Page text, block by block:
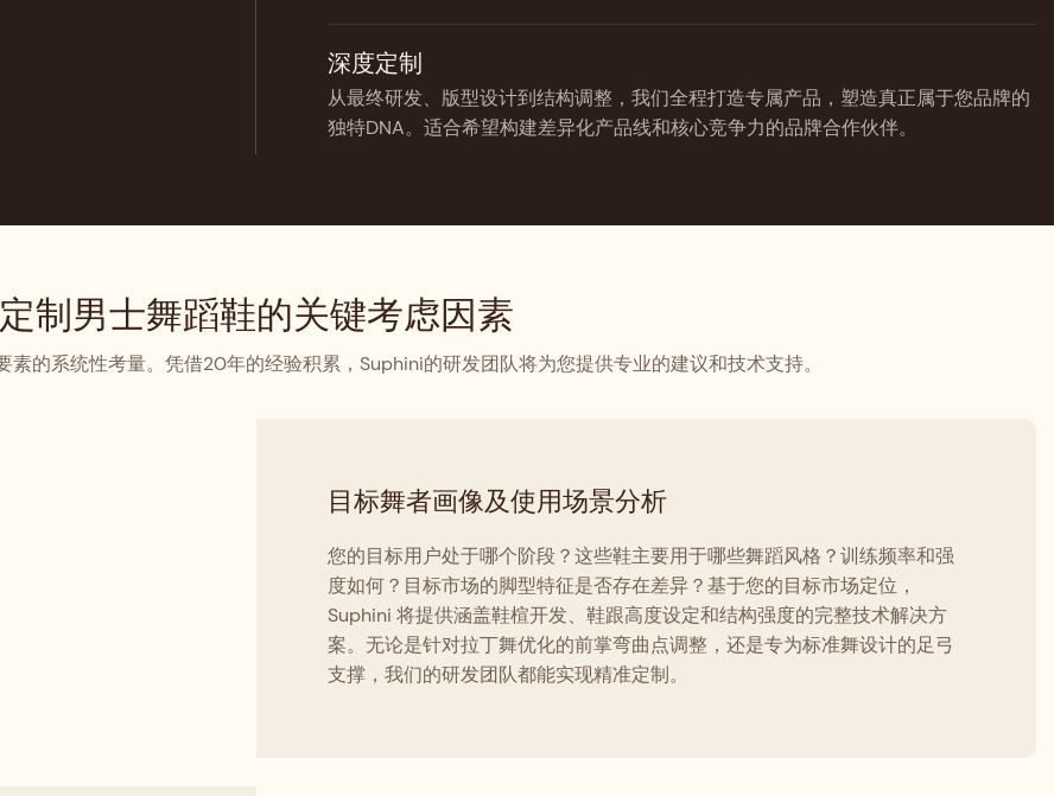
深度定制
从最终研发、版型设计到结构调整，我们全程打造专属产品，塑造真正属于您品牌的
独特DNA。适合希望构建差异化产品线和核心竞争力的品牌合作伙伴。
定制男士舞蹈鞋的关键考虑因素
的系统性考量。凭借20年的经验积累，Suphini的研发团队将为您提供专业的建议和技术支持。
目标舞者画像及使用场景分析
您的目标用户处于哪个阶段？这些鞋主要用于哪些舞蹈风格？训练频率和强
度如何？目标市场的脚型特征是否存在差异？基于您的目标市场定位，
Suphini 将提供涵盖鞋楦开发、鞋跟高度设定和结构强度的完整技术解决方
案。无论是针对拉丁舞优化的前掌弯曲点调整，还是专为标准舞设计的足弓
支撑，我们的研发团队都能实现精准定制。